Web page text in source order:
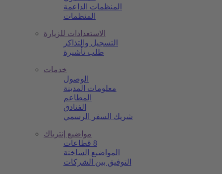
المنظمات الداعمة
المنظمات
الاستعدادات للزيارة
التسجيل والتذاكر
طلب تأشيرة
خدمات
الوصول
معلومات المدينة
المطاعم
الفنادق
شريك السفر الرسمي
مواضيع إنترباك
8 قطاعات
المواضيع الساخنة
التوفيق بين الشركات